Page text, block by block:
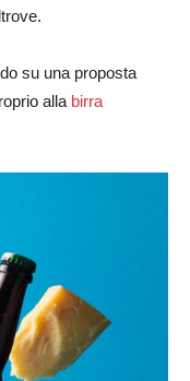
su una proposta
alla birra